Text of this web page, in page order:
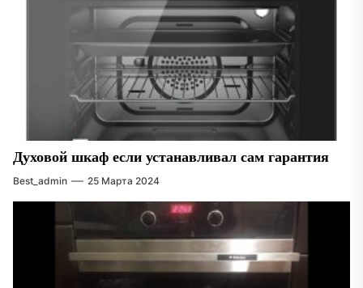
Духовой шкаф если устанавливал сам гарантия
Best_admin 25 Марта 2024